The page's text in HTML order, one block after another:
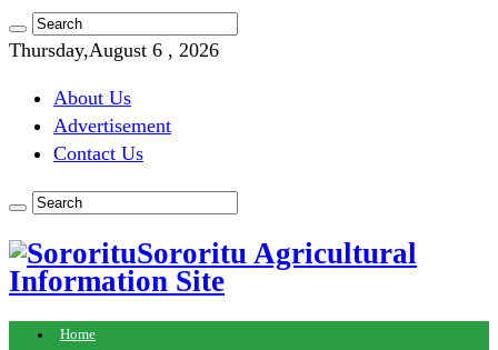
Thursday,August 6 , 2026
About Us
Advertisement
Contact Us
Sororitu Agricultural
Information Site
Home